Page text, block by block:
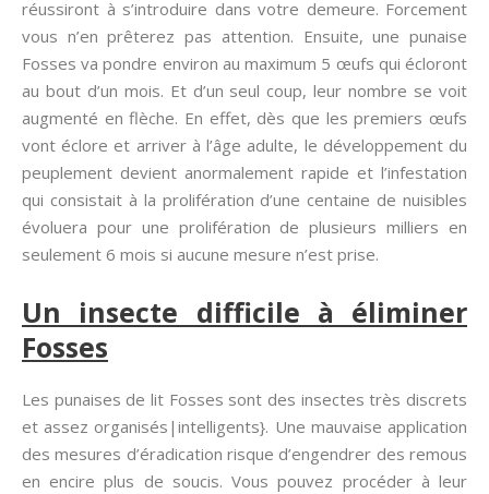
réussiront à s’introduire dans votre demeure. Forcement
vous n’en prêterez pas attention. Ensuite, une punaise
Fosses va pondre environ au maximum 5 œufs qui écloront
au bout d’un mois. Et d’un seul coup, leur nombre se voit
augmenté en flèche. En effet, dès que les premiers œufs
vont éclore et arriver à l’âge adulte, le développement du
peuplement devient anormalement rapide et l’infestation
qui consistait à la prolifération d’une centaine de nuisibles
évoluera pour une prolifération de plusieurs milliers en
seulement 6 mois si aucune mesure n’est prise.
Un insecte difficile à éliminer
Fosses
Les punaises de lit Fosses sont des insectes très discrets
et assez organisés|intelligents}. Une mauvaise application
des mesures d’éradication risque d’engendrer des remous
en encire plus de soucis. Vous pouvez procéder à leur